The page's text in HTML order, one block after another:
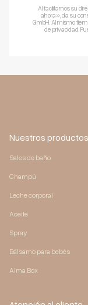
Al facilitarnos su
ahora», da su
GmbH. Al mismo
de privacidad.
Nuestros productos
Sales de baño
Champú
Leche corporal
Aceite
Spray
Bálsamo para bebés
Alma Box